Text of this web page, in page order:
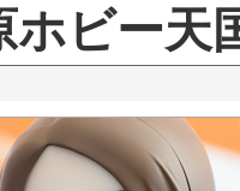
ホビー天